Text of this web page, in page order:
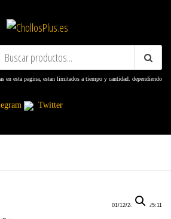
Ofertas, Promociones, Descuentos y
en esta pagina, estan limitados a tiempo y cantidad. dependiendo
Twitter
01/12/2022 13:25:11